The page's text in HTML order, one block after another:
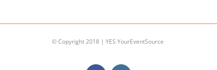
© Copyright 2018 | YES YourEventSource